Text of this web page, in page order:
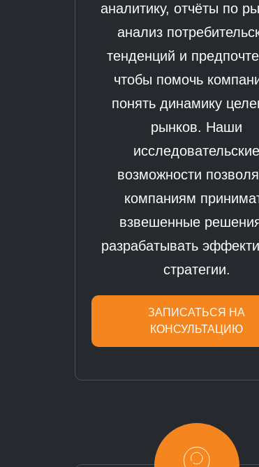
аналитику, отчёты по
анализ
тенденций и
чтобы помочь
понять динамику
рынков. Наши
исследовательские
возможности
компаниям
взвешенные
разрабатывать
стратегии.
ЗАПИСАТЬСЯ НА
КОНСУЛЬТАЦИЮ